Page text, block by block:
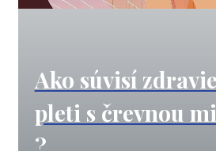
Ako súvisí
pleti s črevnou